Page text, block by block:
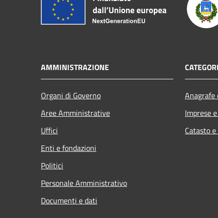
AMMINISTRAZIONE
Organi di Governo
Aree Amministrative
Uffici
Enti e fondazioni
Politici
Personale Amministrativo
Documenti e dati
Imprese
Catasto